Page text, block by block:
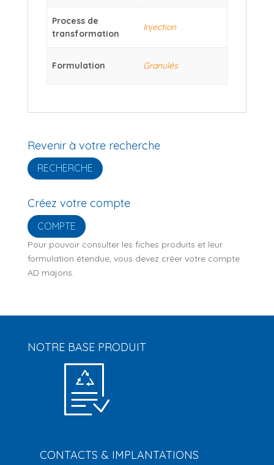
Process de
transformation
Injection
Formulation Granulés
Revenir à votre recherche
RECHERCHE
Créez votre compte
COMPTE
Pour pouvoir consulter les fiches produits et leur
formulation étendue, vous devez créer votre compte
AD majoris.
NOTRE BASE PRODUIT
CONTACTS & IMPLANTATIONS